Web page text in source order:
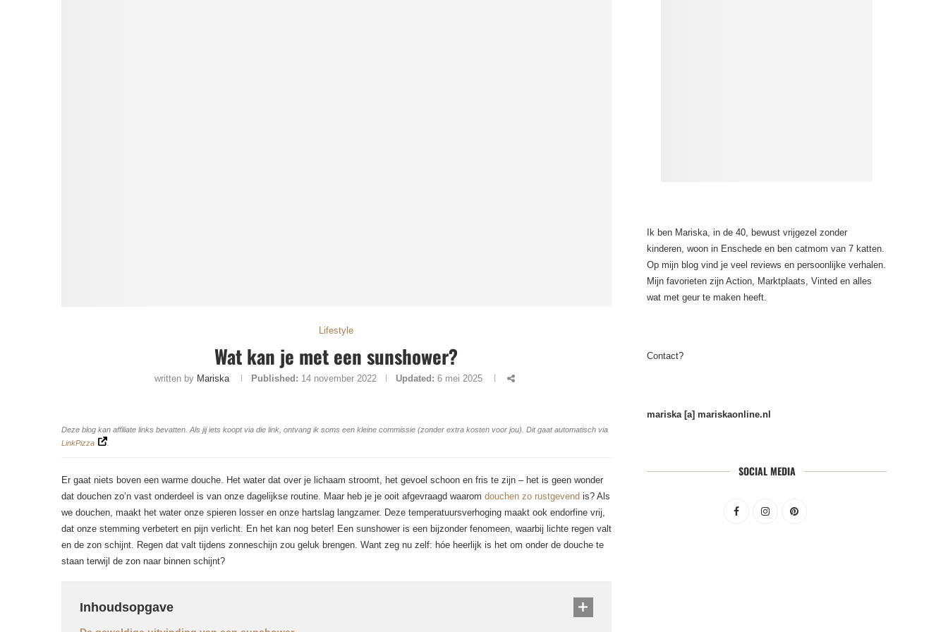
Lifestyle
Wat kan je met een sunshower?
written by Mariska Published: 14 november 2022 Updated: 6 mei 2025
Deze blog kan affiliate links bevatten. Als jij iets koopt via die link, ontvang ik soms een kleine commissie (zonder extra kosten voor jou). Dit gaat automatisch via
LinkPizza
Er gaat niets boven een warme douche. Het water dat over je lichaam stroomt, het gevoel schoon en fris te zijn – het is geen wonder
dat douchen zo’n vast onderdeel is van onze dagelijkse routine. Maar heb je je ooit afgevraagd waarom douchen zo rustgevend is? Als
we douchen, maakt het water onze spieren losser en onze hartslag langzamer. Deze temperatuursverhoging maakt ook endorfine vrij,
dat onze stemming verbetert en pijn verlicht. En het kan nog beter! Een sunshower is een bijzonder fenomeen, waarbij lichte regen valt
en de zon schijnt. Regen dat valt tijdens zonneschijn zou geluk brengen. Want zeg nu zelf: hóe heerlijk is het om onder de douche te
staan terwijl de zon naar binnen schijnt?
Inhoudsopgave
Ik ben Mariska, in de 40, bewust vrijgezel zonder
kinderen, woon in Enschede en ben catmom van 7 katten.
Op mijn blog vind je veel reviews en persoonlijke verhalen.
Mijn favorieten zijn Action, Marktplaats, Vinted en alles
wat met geur te maken heeft.
Contact?
mariska [a] mariskaonline.nl
SOCIAL MEDIA